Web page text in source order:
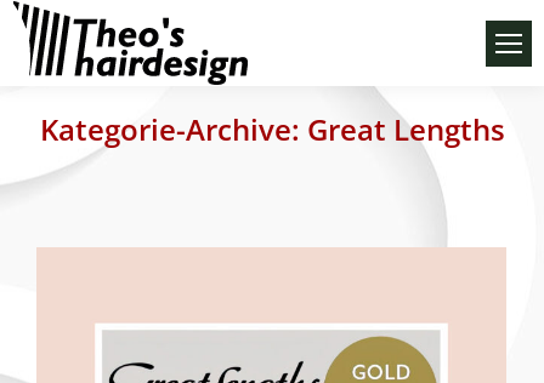
Kategorie-Archive: Great Lengths